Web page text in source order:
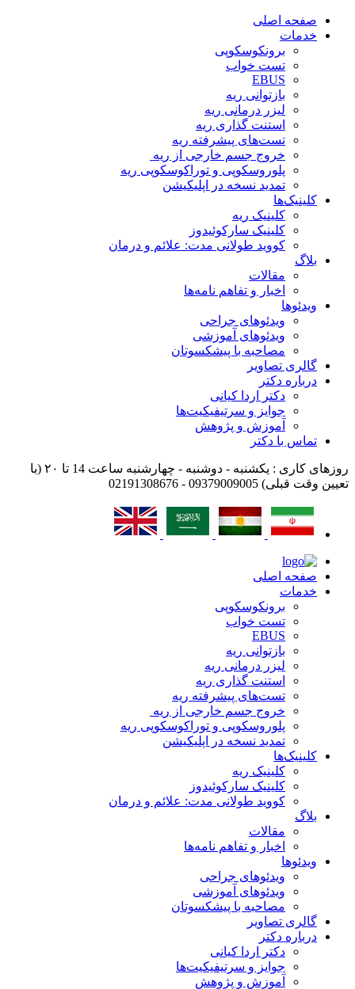
صفحه اصلی
خدمات
برونکوسکوپی
تست خواب
EBUS
بازتوانی ریه
لیزر درمانی ریه
استنت گذاری ریه
تست‌های پیشرفته ریه
خروج جسم خارجی از ریه
پلوروسکوپی و توراکوسکوپی ریه
تمدید نسخه در اپلیکیشن
کلینیک‌ها
کلینیک ریه
کلینیک سارکوئیدوز
کووید طولانی مدت: علائم و درمان
بلاگ
مقالات
اخبار و تفاهم نامه‌ها
ویدئو‌ها
ویدئوهای جراحی
ویدئوهای آموزشی
مصاحبه با پیشکسوتان
گالری تصاویر
درباره دکتر
دکتر اردا کیانی
جوایز و سرتیفیکیت‌ها
آموزش و پژوهش
تماس با دکتر
روزهای کاری : یکشنبه - دوشنبه - چهارشنبه ساعت 14 تا ۲۰ (با
تعیین وقت قبلی) 09379009005 - 02191308676
صفحه اصلی
خدمات
برونکوسکوپی
تست خواب
EBUS
بازتوانی ریه
لیزر درمانی ریه
استنت گذاری ریه
تست‌های پیشرفته ریه
خروج جسم خارجی از ریه
پلوروسکوپی و توراکوسکوپی ریه
تمدید نسخه در اپلیکیشن
کلینیک‌ها
کلینیک ریه
کلینیک سارکوئیدوز
کووید طولانی مدت: علائم و درمان
بلاگ
مقالات
اخبار و تفاهم نامه‌ها
ویدئو‌ها
ویدئوهای جراحی
ویدئوهای آموزشی
مصاحبه با پیشکسوتان
گالری تصاویر
درباره دکتر
دکتر اردا کیانی
جوایز و سرتیفیکیت‌ها
آموزش و پژوهش